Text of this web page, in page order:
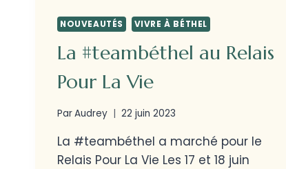
NOUVEAUTÉS VIVRE À BÉTHEL
La #teambéthel au Relais
Pour La Vie
ParAudrey 22 juin 2023
La #teambéthel a marché pour le
Relais Pour La Vie Les 17 et 18 juin